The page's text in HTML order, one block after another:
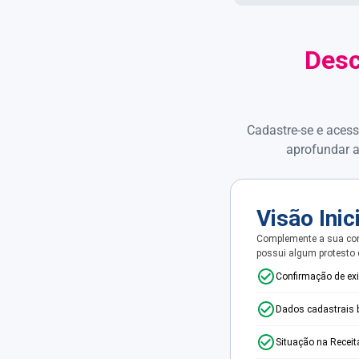
Cadastre-se e
aprofundar
Visão
Complemente a sua
possui algum protesto
Confirmação de
Dados cadastrais
Situação na